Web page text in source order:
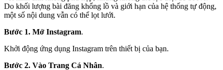
Do khối lượng bài đăng khổng lồ và giới hạn của hệ thống tự động,
một số nội dung vẫn có thể lọt lưới.
Bước 1. Mở Instagram.
Khởi động ứng dụng Instagram trên thiết bị của bạn.
Bước 2. Vào Trang Cá Nhân.